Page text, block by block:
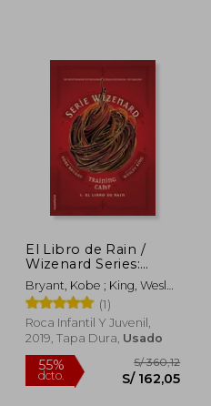
55%
dcto.
El Libro de Rain /
Wizenard Series:
Training Camp: Rain
Bryant, Kobe ; King, Wesley
; Rubio, Mónica
(1)
Roca Infantil Y Juvenil,
2019, Tapa Dura, Usado